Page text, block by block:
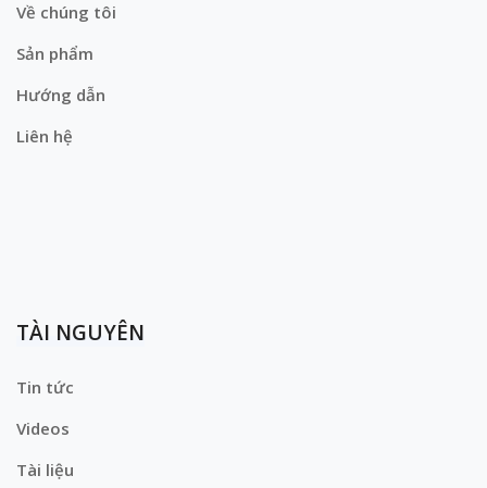
Về chúng tôi
Sản phẩm
Hướng dẫn
Liên hệ
TÀI NGUYÊN
Tin tức
Videos
Tài liệu